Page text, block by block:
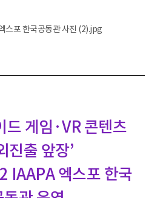
스포 한국공동관 사진 (2).jpg
드 게임·VR 콘텐츠
진출 앞장’
IAAPA 엑스포 한국